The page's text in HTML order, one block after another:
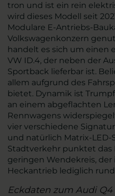
tron und ist ein rein
wird dieses Modell seit
Modulare E-Antriebs-
Volkswagenkonzern
handelt es sich um einen
VW ID.4, der neben der
Sportback lieferbar ist.
allem aufgrund des
bietet. Dynamik ist
an einem abgeflachten
Rennwagens
vier verschiedene
und natürlich Matrix-LED-
Stadtverkehr punktet das
geringen Wendekreis,
Heckantrieb lediglich
Eckdaten zum Audi